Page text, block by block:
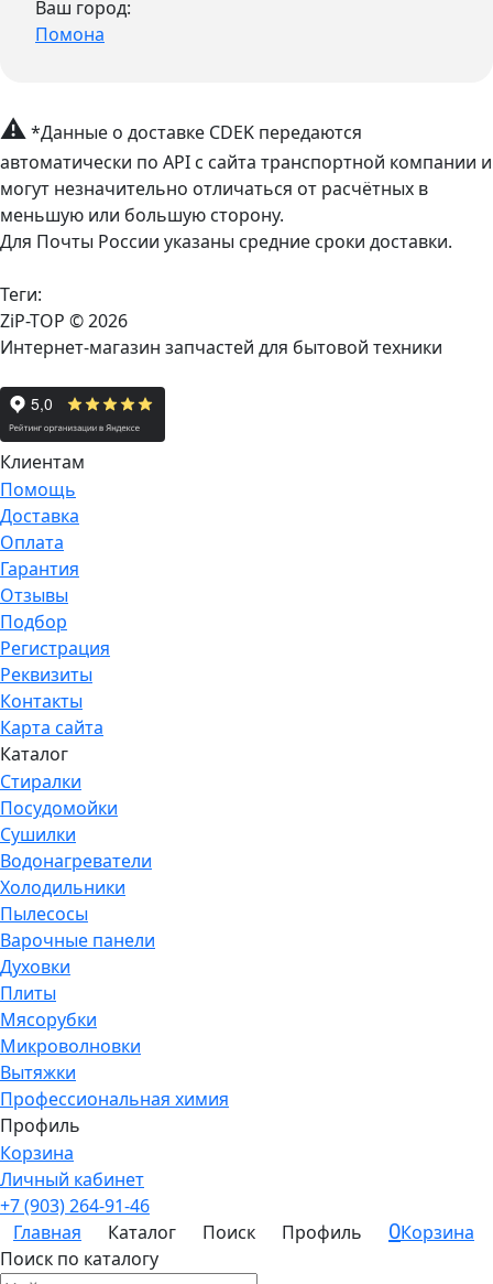
Ваш город:
Помона
⚠*Данные о доставке CDEK передаются
автоматически по API с сайта транспортной компании и
могут незначительно отличаться от расчётных в
меньшую или большую сторону.
Для Почты России указаны средние сроки доставки.
Теги:
ZiP-TOP © 2026
Интернет-магазин запчастей для бытовой техники
Клиентам
Помощь
Доставка
Оплата
Гарантия
Отзывы
Подбор
Регистрация
Реквизиты
Контакты
Карта сайта
Каталог
Стиралки
Посудомойки
Сушилки
Водонагреватели
Холодильники
Пылесосы
Варочные панели
Духовки
Плиты
Мясорубки
Микроволновки
Вытяжки
Профессиональная химия
Профиль
Корзина
Личный кабинет
+7 (903) 264-91-46
Главная
Каталог Поиск Профиль 0Корзина
Поиск по каталогу